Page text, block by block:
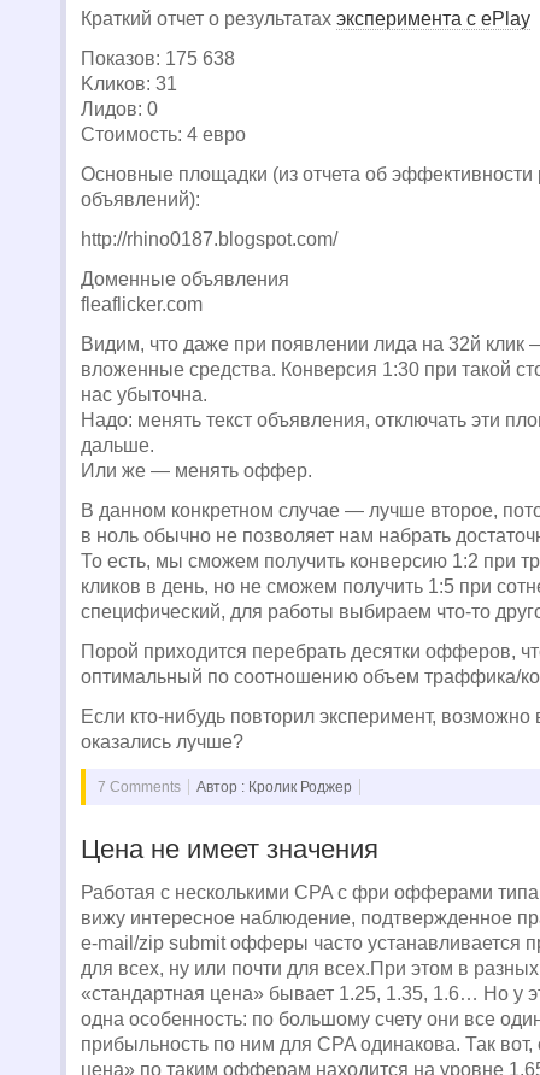
Краткий отчет о результатах эксперимента с ePlay
Показов: 175 638
Kликов: 31
Лидов: 0
Стоимость: 4 евро
Основные площадки (из отчета об
объявлений):
http://rhino0187.blogspot.com/
Доменные объявления
fleaflicker.com
Видим, что даже при появлении лида на 32й
вложенные средства. Конверсия 1:30 при такой
нас убыточна.
Надо: менять текст объявления, отключать эти
дальше.
Или же — менять оффер.
В данном конкретном случае — лучше второе,
в ноль обычно не позволяет нам набрать
То есть, мы сможем получить конверсию 1:2 при
кликов в день, но не сможем получить 1:5 при
специфический, для работы выбираем что-то
Порой приходится перебрать десятки офферов,
оптимальный по соотношению объем траффика/
Если кто-нибудь повторил эксперимент, возможно
оказались лучше?
7 Comments Автор : Кролик Роджер
Цена не имеет значения
Работая с несколькими CPA с фри офферами
вижу интересное наблюдение, подтвержденное
e-mail/zip submit офферы часто устанавливается
для всех, ну или почти для всех.При этом в
«стандартная цена» бывает 1.25, 1.35, 1.6… Но у
одна особенность: по большому счету они все
прибыльность по ним для CPA одинакова. Так вот,
цена» по таким офферам находится на уровне